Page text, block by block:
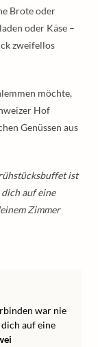
Brote oder
oder Käse –
zweifellos
möchte,
Hof
Genüssen aus
ist
auf eine
Zimmer
war nie
auf eine